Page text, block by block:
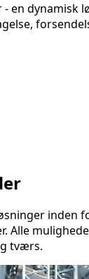
en dynamisk
inden
Alle
tværs.